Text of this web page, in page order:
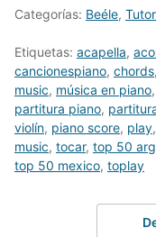
Categorías: Beéle,
Etiquetas: acapella,
cancionespiano, chords,
music, música en piano,
partitura piano,
violín, piano score, play,
music, tocar, top 50
top 50 mexico, toplay